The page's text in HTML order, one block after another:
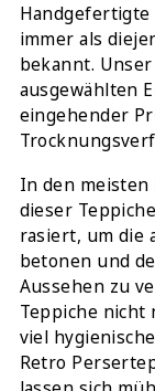
immer als
bekannt.
ausgewählten
eingehender
In den meisten
dieser
rasiert, um die
betonen und
Aussehen zu
Teppiche nicht
viel
Retro